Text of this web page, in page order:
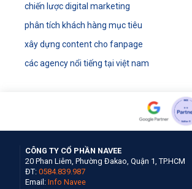
chiến lược digital marketing
phân tích khách hàng mục tiêu
xây dựng content cho fanpage
các agency nổi tiếng tại việt nam
CÔNG TY CỔ PHẦN NAVEE
20 Phan Liêm, Phường Đakao, Quận 1, TP.HCM
ĐT: 0584.839.987
Email: Info Navee